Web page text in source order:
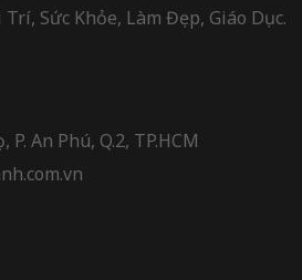
Trí, Sức Khỏe, Làm Đẹp, Giáo Dục.
An Phú, Q.2, TP.HCM